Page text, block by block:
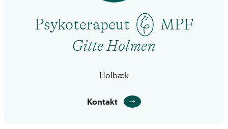
Psykoterapeut
MPF
Gitte Holmen
Holbæk
Kontakt